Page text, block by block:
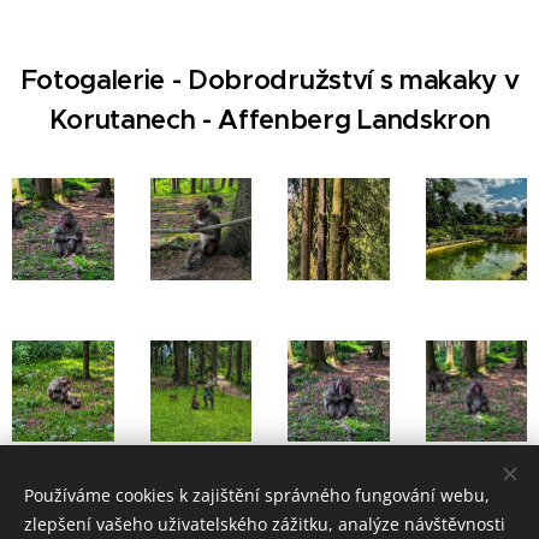
Fotogalerie - Dobrodružství s makaky v
Korutanech - Affenberg Landskron
Video z Affenberg Landskron
Používáme cookies k zajištění správného fungování webu,
zlepšení vašeho uživatelského zážitku, analýze návštěvnosti